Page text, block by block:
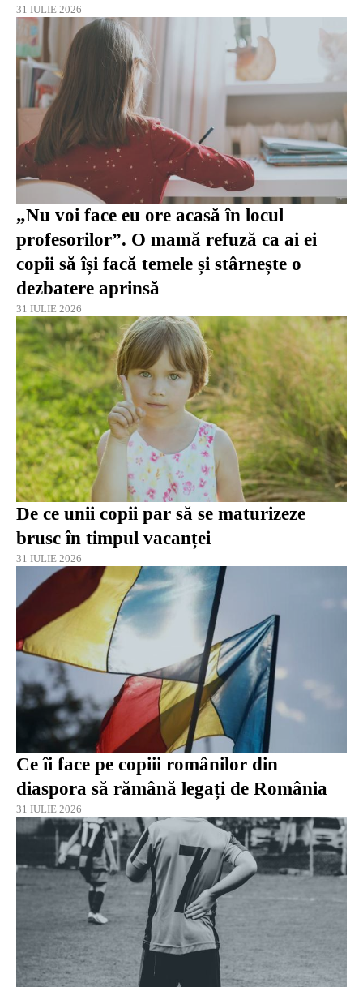
31 IULIE 2026
„Nu voi face eu ore acasă în locul
profesorilor”. O mamă refuză ca ai ei
copii să își facă temele și stârnește o
dezbatere aprinsă
31 IULIE 2026
De ce unii copii par să se maturizeze
brusc în timpul vacanței
31 IULIE 2026
Ce îi face pe copiii românilor din
diaspora să rămână legați de România
31 IULIE 2026